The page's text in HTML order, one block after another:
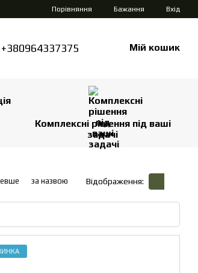
Порівняння Бажання Вхід
+380964337375 Мій кошик
Комплексні рішення під ваші
задачі
за назвою Відображення: